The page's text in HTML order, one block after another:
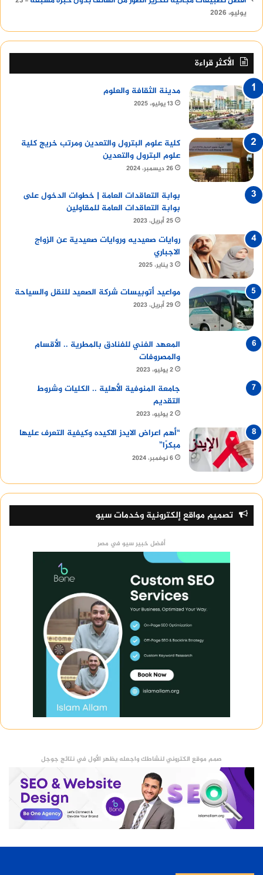
يوليو، 2026
الأكثر قراءة
مدينة الثقافة والعلوم
13 يوليو، 2025
كلية علوم البترول والتعدين ومرتب خريج كلية
علوم البترول والتعدين
26 ديسمبر، 2024
بوابة التعاقدات العامة | خطوات الدخول على
بوابة التعاقدات العامة للمقاولين
25 أبريل، 2023
روايات صعيديه وروايات صعيدية عن الزواج
الاجباري
3 يناير، 2025
مواعيد أتوبيسات شركة الصعيد للنقل والسياحة
29 أبريل، 2023
المعهد الفني للفنادق بالمطرية .. الأقسام
والمصروفات
2 يوليو، 2023
جامعة المنوفية الأهلية .. الكليات وشروط
التقديم
2 يوليو، 2023
“أهم اعراض الايدز الاكيده وكيفية التعرف عليها
مبكرًا”
6 نوفمبر، 2024
تصميم مواقع إلكترونية وخدمات سيو
أفضل خبير سيو في مصر
صمم موقع الكتروني لنشاطك واجعله يظهر الأول في نتائج جوجل